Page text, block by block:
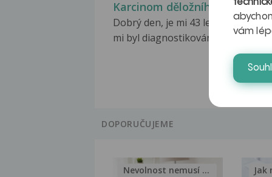
Karcinom děložního čípku
Dobrý den, je mi 43 let před
mi byl diagnostikován...
DOPORUČUJEME
Nevolnost nemusí být nutnou... Jak
vám